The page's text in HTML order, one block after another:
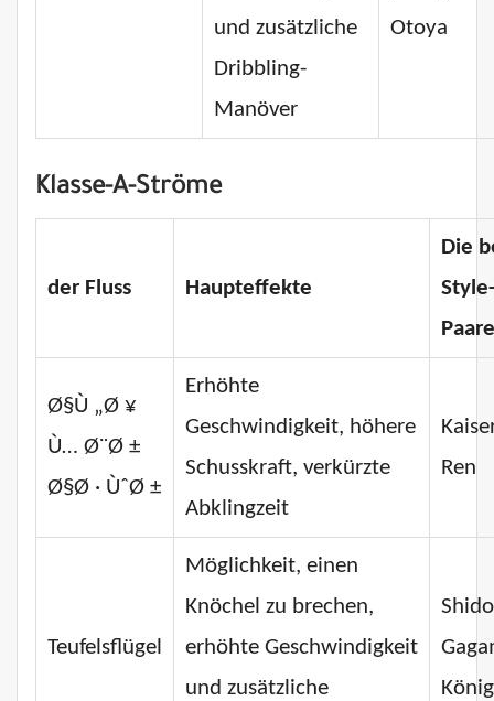
und zusätzliche
Dribbling-
Manöver
Otoya
Klasse-A-Ströme
der Fluss Haupteffekte
Die
Style-
Paare
Ø§Ù „Ø ¥
Ù… Ø¨Ø ±
Ø§Ø · ÙˆØ ±
Erhöhte
Geschwindigkeit, höhere
Schusskraft, verkürzte
Abklingzeit
Ren
Teufelsflügel
Möglichkeit, einen
Knöchel zu brechen,
erhöhte Geschwindigkeit
und zusätzliche
König